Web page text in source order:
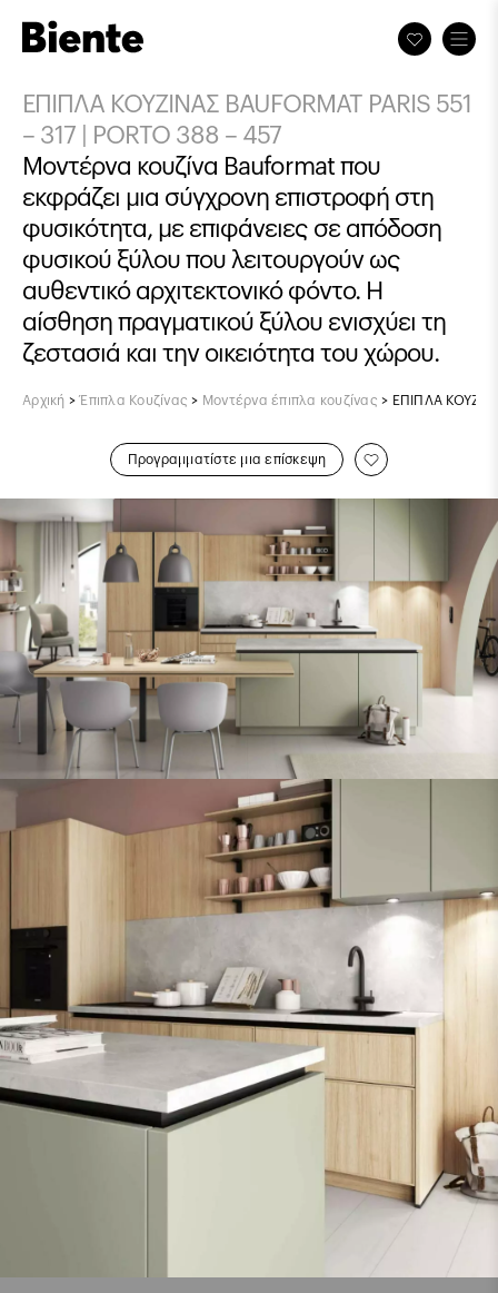
ΕΠΙΠΛΑ ΚΟΥΖΙΝΑΣ BAUFORMAT PARIS 551
– 317 | PORTO 388 – 457
Μοντέρνα κουζίνα Bauformat που
εκφράζει μια σύγχρονη επιστροφή στη
φυσικότητα, με επιφάνειες σε απόδοση
φυσικού ξύλου που λειτουργούν ως
αυθεντικό αρχιτεκτονικό φόντο. Η
αίσθηση πραγματικού ξύλου ενισχύει τη
ζεστασιά και την οικειότητα του χώρου.
Αρχική >Έπιπλα Κουζίνας > Μοντέρνα έπιπλα κουζίνας > ΕΠΙΠΛΑ
Προγραμματίστε μια επίσκεψη